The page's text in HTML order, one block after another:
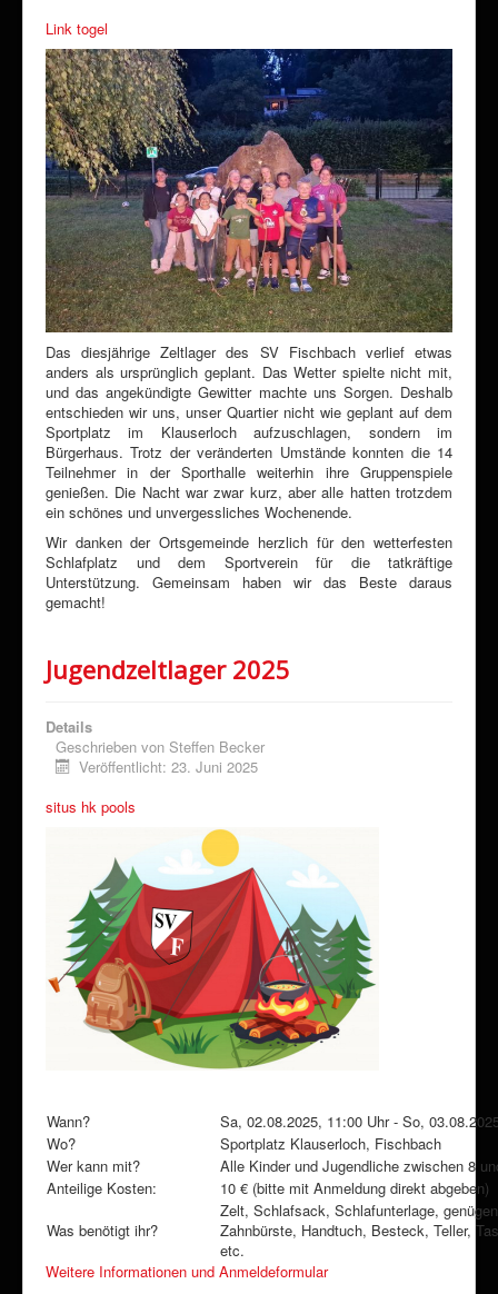
Link togel
Das diesjährige Zeltlager des SV Fischbach verlief etwas
anders als ursprünglich geplant. Das Wetter spielte nicht mit,
und das angekündigte Gewitter machte uns Sorgen. Deshalb
entschieden wir uns, unser Quartier nicht wie geplant auf dem
Sportplatz im Klauserloch aufzuschlagen, sondern im
Bürgerhaus. Trotz der veränderten Umstände konnten die 14
Teilnehmer in der Sporthalle weiterhin ihre Gruppenspiele
genießen. Die Nacht war zwar kurz, aber alle hatten trotzdem
ein schönes und unvergessliches Wochenende.
Wir danken der Ortsgemeinde herzlich für den wetterfesten
Schlafplatz und dem Sportverein für die tatkräftige
Unterstützung. Gemeinsam haben wir das Beste daraus
gemacht!
Jugendzeltlager 2025
Details
Geschrieben von Steffen Becker
Veröffentlicht: 23. Juni 2025
situs hk pools
Wann?
Sa, 02.08.2025, 11:00 Uhr - So,
Wo?
Sportplatz Klauserloch, Fischbach
Wer kann mit?
Alle Kinder und Jugendliche zwischen 8
Anteilige Kosten:
10 € (bitte mit Anmeldung direkt abgeben)
Was benötigt ihr?
Zelt, Schlafsack, Schlafunterlage,
Zahnbürste, Handtuch, Besteck, Teller,
etc.
Weitere Informationen und Anmeldeformular